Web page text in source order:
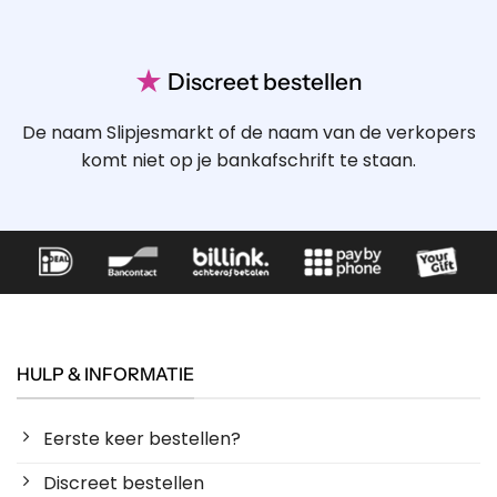
★ Discreet bestellen
De naam Slipjesmarkt of de naam van de verkopers
komt niet op je bankafschrift te staan.
HULP & INFORMATIE
Eerste keer bestellen?
Discreet bestellen